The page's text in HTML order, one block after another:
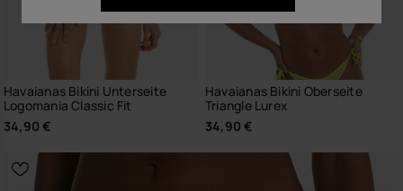
Havaianas Bikini Unterseite
Logomania Classic Fit
34,90 €
Havaianas Bikini Oberseite
Triangle Lurex
34,90 €